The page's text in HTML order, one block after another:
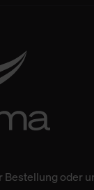
Bestellung oder